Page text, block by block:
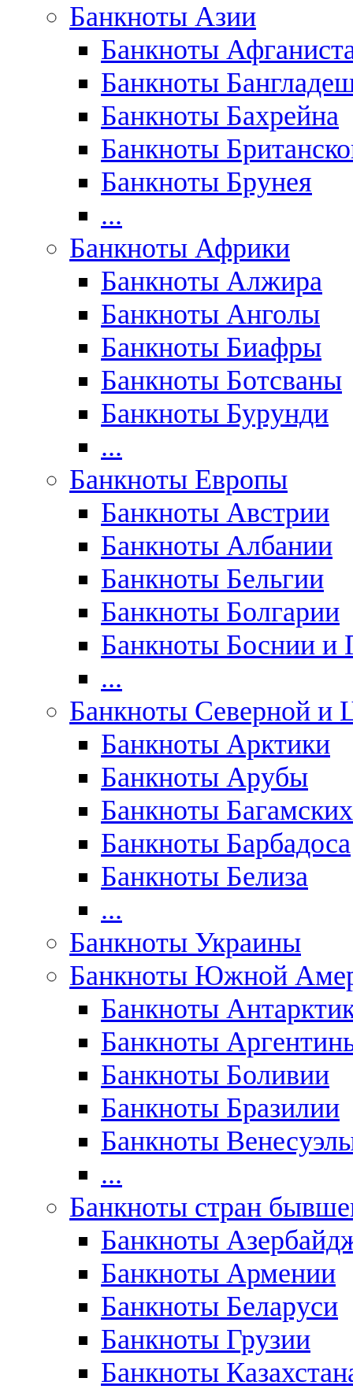
Банкноты Азии
Банкноты
Банкноты
Банкноты Бахрейна
Банкноты
Банкноты Брунея
...
Банкноты Африки
Банкноты Алжира
Банкноты Анголы
Банкноты Биафры
Банкноты Ботсваны
Банкноты Бурунди
...
Банкноты Европы
Банкноты Австрии
Банкноты Албании
Банкноты Бельгии
Банкноты Болгарии
Банкноты Боснии и
...
Банкноты Северной и
Банкноты Арктики
Банкноты Арубы
Банкноты
Банкноты Барбадоса
Банкноты Белиза
...
Банкноты Украины
Банкноты Южной
Банкноты
Банкноты
Банкноты Боливии
Банкноты Бразилии
Банкноты
...
Банкноты стран
Банкноты
Банкноты Армении
Банкноты Беларуси
Банкноты Грузии
Банкноты